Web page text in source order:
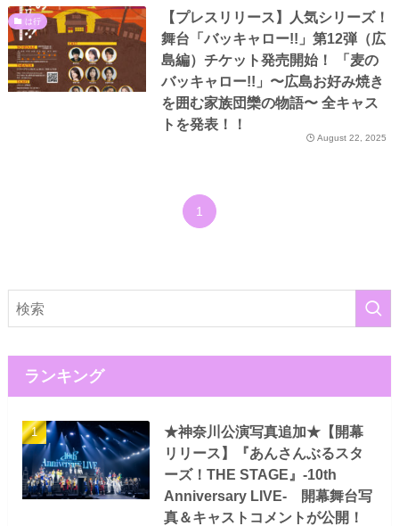
は行
【プレスリリース】人気シリーズ！
舞台「バッキャロー!!」第12弾（広
島編）チケット発売開始！ 「麦の
バッキャロー!!」〜広島お好み焼き
を囲む家族団欒の物語〜 全キャス
トを発表！！
August 22, 2025
1
ランキング
★神奈川公演写真追加★【開幕
リリース】『あんさんぶるスタ
ーズ！THE STAGE』-10th
Anniversary LIVE- 開幕舞台写
真＆キャストコメントが公開！